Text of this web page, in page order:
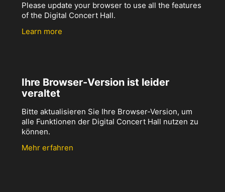
Please update your browser to use all the features
of the Digital Concert Hall.
Learn more
Ihre Browser-Version ist leider
veraltet
Bitte aktualisieren Sie Ihre Browser-Version, um
alle Funktionen der Digital Concert Hall nutzen zu
können.
Mehr erfahren